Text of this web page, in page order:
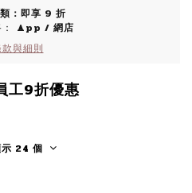
：即享 9 折
App / 網店
與細則
工9折優惠
24 個